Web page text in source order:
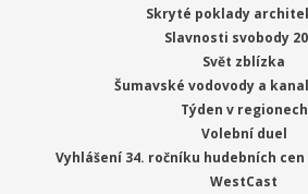
Skryté poklady
Slavnosti svobody
Svět zblízka
Šumavské vodovody a
Týden v regionech
Volební duel
Vyhlášení 34. ročníku hudebních
WestCast